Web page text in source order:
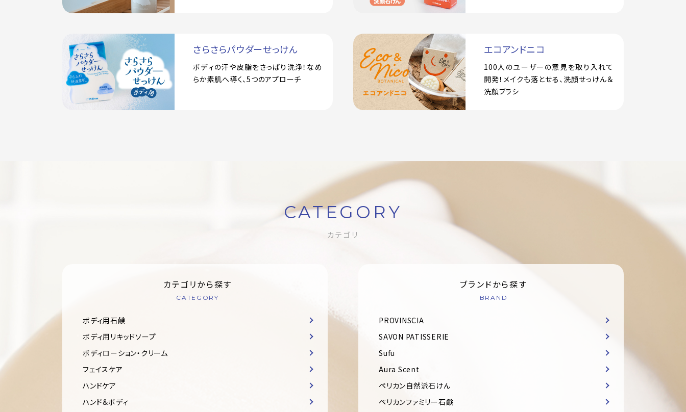
さらさらパウダーせっけん
ボディの汗や皮脂をさっぱり洗浄！なめ
らか素肌へ導く、5つのアプローチ
エコアンドニコ
100人のユーザーの意見を取り入れて
開発！メイクも落とせる、洗顔せっけん＆
洗顔ブラシ
CATEGORY
カテゴリ
カテゴリから探す
CATEGORY
ボディ用石鹸
ボディ用リキッドソープ
ボディローション・クリーム
フェイスケア
ハンドケア
ハンド＆ボディ
ブランドから探す
BRAND
PROVINSCIA
SAVON PATISSERIE
Sufu
Aura Scent
ペリカン自然派石けん
ペリカンファミリー石鹸